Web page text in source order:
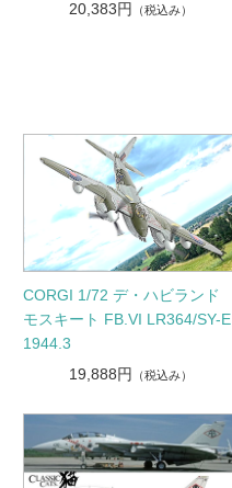
20,383円
（税込み）
CORGI 1/72 デ・ハビランド
モスキート FB.VI LR364/SY-E
1944.3
19,888円
（税込み）